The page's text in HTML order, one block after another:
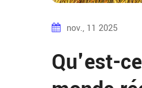
nov., 11 2025
Qu'est-